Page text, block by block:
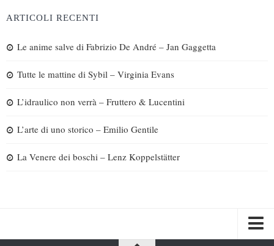
ARTICOLI RECENTI
Le anime salve di Fabrizio De André – Jan Gaggetta
Tutte le mattine di Sybil – Virginia Evans
L’idraulico non verrà – Fruttero & Lucentini
L’arte di uno storico – Emilio Gentile
La Venere dei boschi – Lenz Koppelstätter